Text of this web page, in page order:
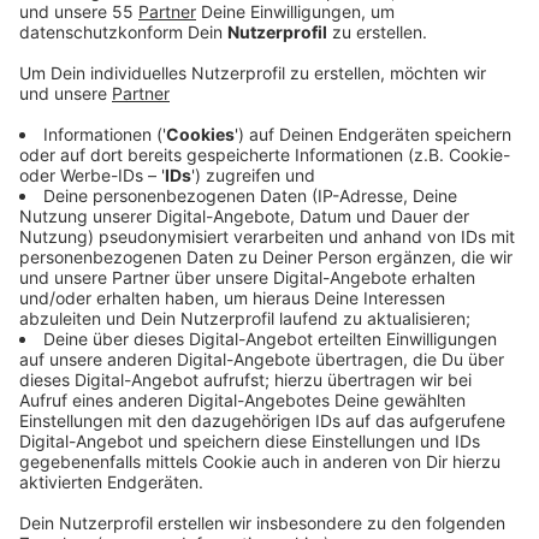
der Fahrbahn weg kam. Ein Autofahrer hatte das
augenscheinlich verletzte Tier gegen 8:30 Uhr
bemerkt und die Polizei alarmiert.
Veröffentlicht: Mittwoch, 04.12.2019 18:06
Anzeige
"Bewaffnet" mit einer Decke und einem Karton hatten
die Beamten den Greifvogel einfangen können.
Zunächst war der junge Mäusebussard auf der
Mettmanner Wache untergebracht. MIttlerweile ist
das Tier in eine Remscheider Auffangstation gebracht
worden. Hier wird das Tier jetzt aufgepäppelt und
später wieder freigelassen. Experten gehen davon aus,
dass der Greifvogel gegen ein Schild oder ein